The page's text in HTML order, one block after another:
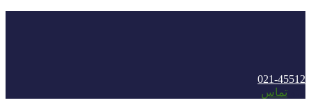
021-45512
تماس